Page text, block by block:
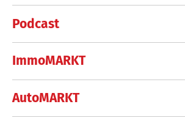
Podcast
ImmoMARKT
AutoMARKT